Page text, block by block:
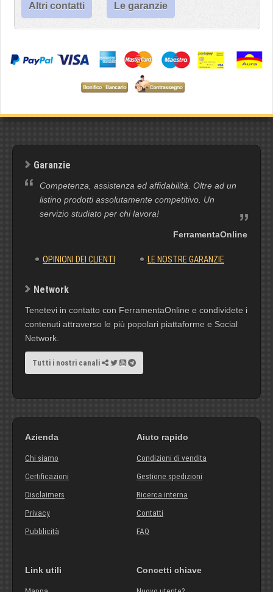
Altri contatti Le garanzie
Garanzie
Competenza, assistenza ed affidabilità. Oltre ad un
listino prodotti assolutamente competitivo. Un
servizio studiato per chi lavora!
FerramentaOnline
OPINIONI DEI CLIENTI LE NOSTRE GARANZIE
Network
Tenetevi in contatto con FerramentaOnline e condividete i
contenuti attraverso le più popolari piattaforme e Social
Network.
Tutti i nostri canali
Azienda
Chi siamo
Certificazioni
Disclaimers
Privacy
Pubblicità
Aiuto rapido
Condizioni di vendita
Gestione spedizioni
Ricerca interna
Contatti
FAQ
Link utili Concetti chiave